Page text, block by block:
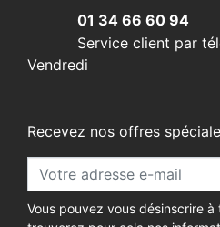
01 34 66 60 94
Service client par
Vendredi
Recevez nos offres
Vous pouvez vous désinscrire à